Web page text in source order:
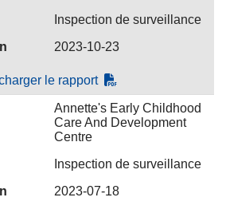
Inspection de surveillance
2023-10-23
le rapport
Annette's Early Childhood
Care And Development
Centre
Inspection de surveillance
2023-07-18